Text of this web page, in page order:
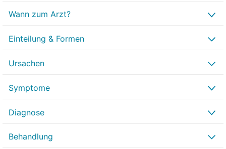
Wann zum Arzt?
Einteilung & Formen
Ursachen
Symptome
Diagnose
Behandlung